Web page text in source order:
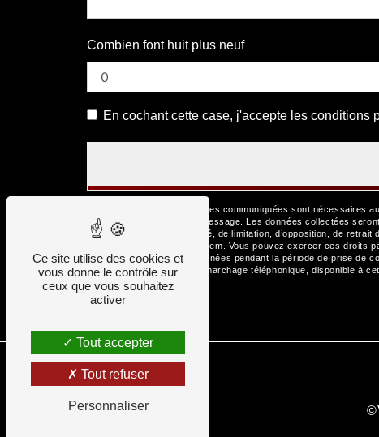
Combien font huit plus neuf
En cochant cette case, j'accepte les conditions
** Les données personnelles communiquées sont
but de répondre à votre message. Les données collectées
d’effacement, de portabilité, de limitation, d’opposition, de
de vos données post-mortem. Vous pouvez exercer ces droits
Nous conservons vos données pendant la période de prise de
la liste d'opposition au démarchage téléphonique, disponible à
©
Ce site utilise des cookies et
vous donne le contrôle sur
ceux que vous souhaitez
activer
Tout accepter
Tout refuser
Personnaliser